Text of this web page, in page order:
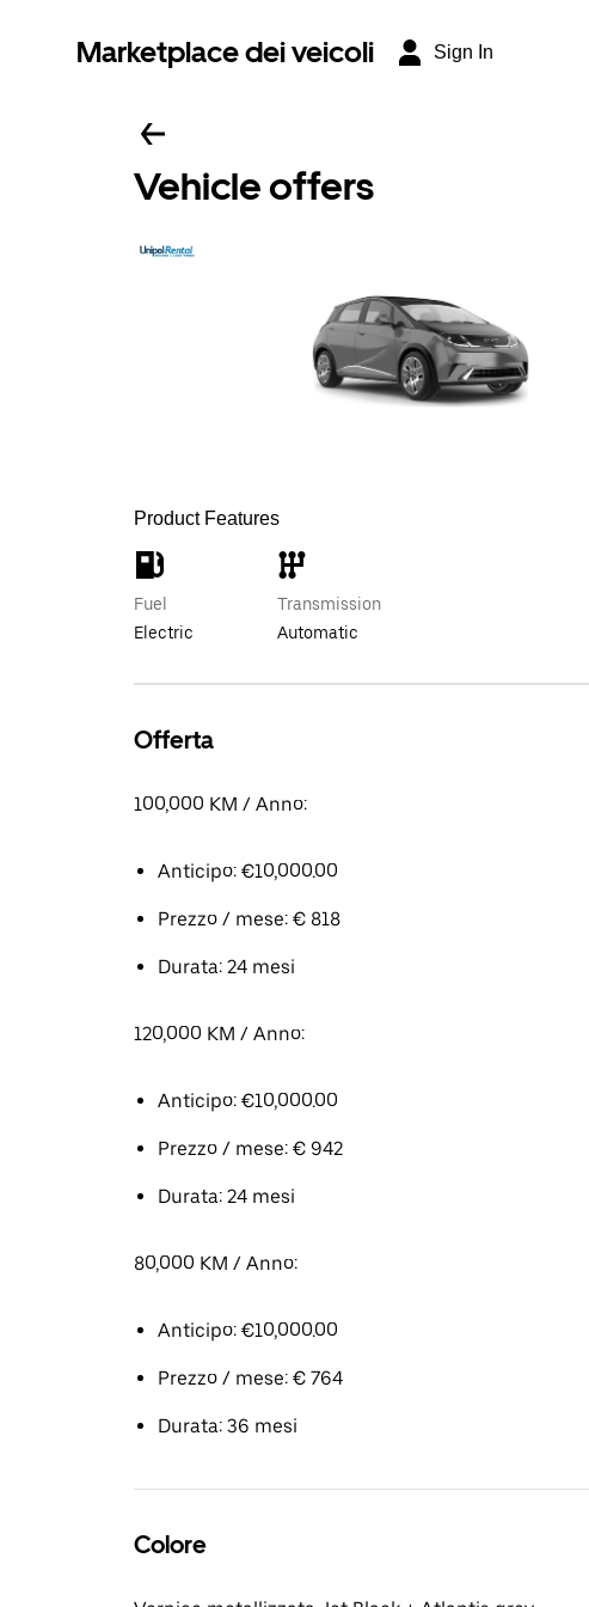
Marketplace dei veicoli Sign In
Vehicle offers
Product Features
Fuel
Electric
Transmission
Automatic
Offerta
100,000 KM / Anno:
Anticipo: €10,000.00
Prezzo / mese: € 818
Durata: 24 mesi
120,000 KM / Anno:
Anticipo: €10,000.00
Prezzo / mese: € 942
Durata: 24 mesi
80,000 KM / Anno:
Anticipo: €10,000.00
Prezzo / mese: € 764
Durata: 36 mesi
Colore